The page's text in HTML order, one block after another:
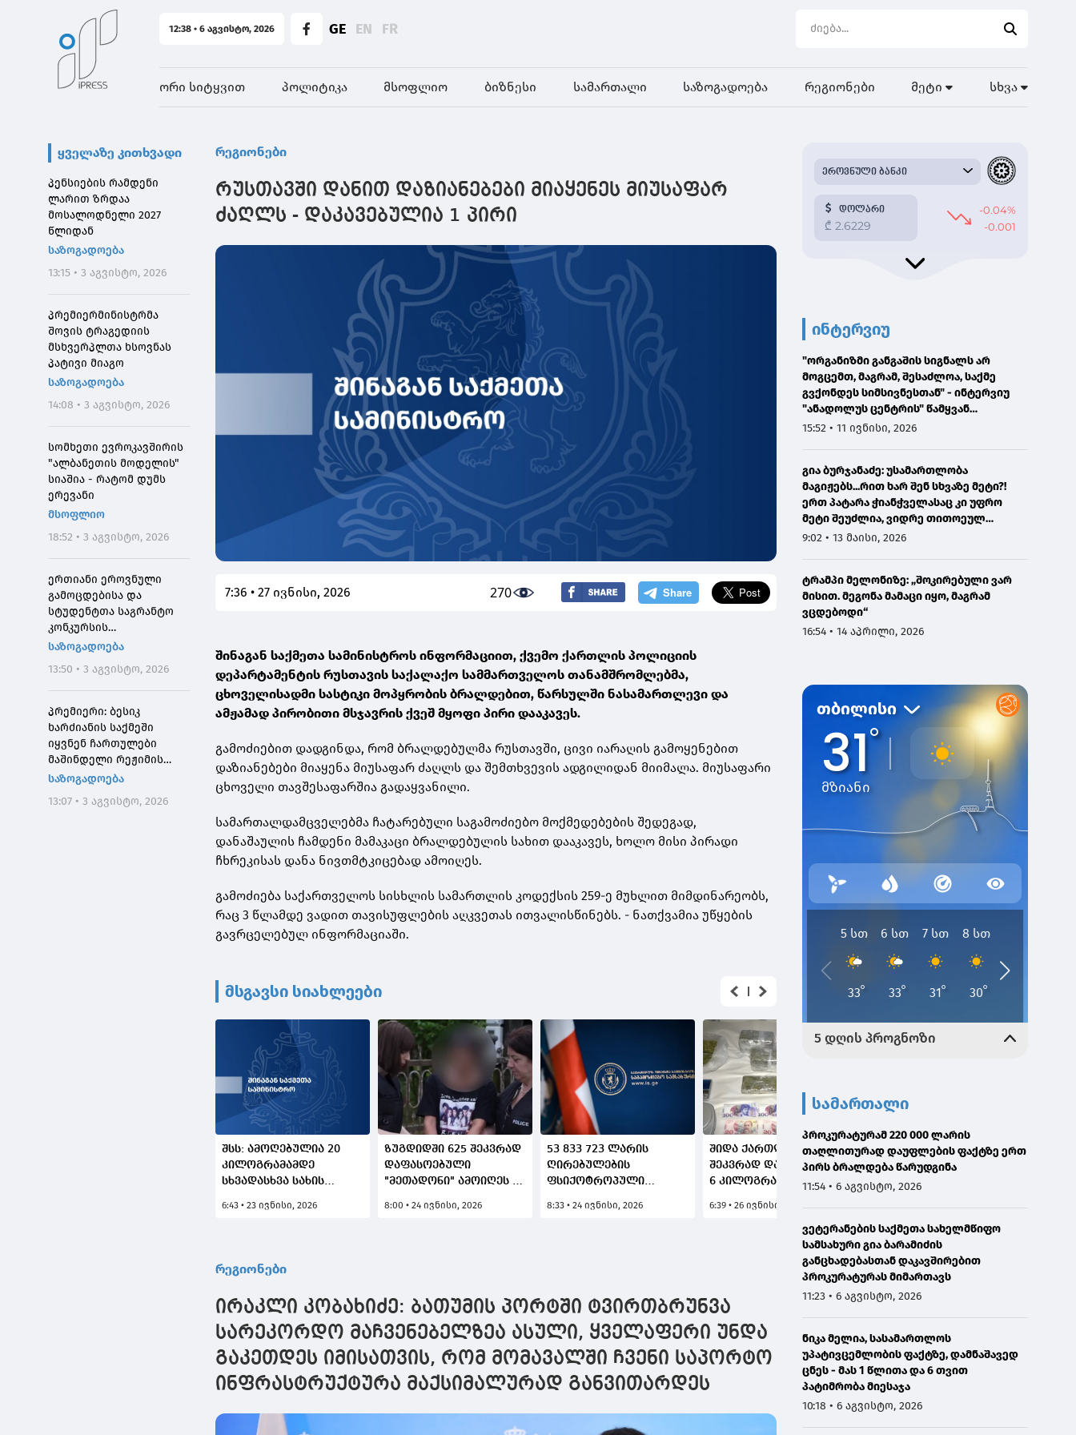
12:38 • 6 აგვისტო, 2026 GE EN FR
ორი სიტყვით პოლიტიკა მსოფლიო ბიზნესი სამართალი საზოგადოება რეგიონები მეტი სხვა
ყველაზე კითხვადი
პენსიების რამდენი
ლარით ზრდაა
მოსალოდნელი 2027
წლიდან
საზოგადოება
13:15 • 3 აგვისტო, 2026
პრემიერმინისტრმა
შოვის ტრაგედიის
მსხვერპლთა ხსოვნას
პატივი მიაგო
საზოგადოება
14:08 • 3 აგვისტო, 2026
სომხეთი ევროკავშირის
"ალბანეთის მოდელის"
სიაშია - რატომ დუმს
ერევანი
მსოფლიო
18:52 • 3 აგვისტო, 2026
ერთიანი ეროვნული
გამოცდებისა და
სტუდენტთა საგრანტო
კონკურსის
მონაწილეებისთვის
განაცხადების მიღება 4
აგვისტოს 10:00
საათიდან დაიწყება
საზოგადოება
13:50 • 3 აგვისტო, 2026
პრემიერი: ბესიკ
ხარძიანის საქმეში
იყვნენ ჩართულები
მაშინდელი რეჟიმის
მაღალჩინოსნები, ეს
შეგვახსენებს იმას, თუ
საზოგადოება
13:07 • 3 აგვისტო, 2026
რეგიონები
რუსთავში დანით დაზიანებები მიაყენეს მიუსაფარ
ძაღლს - დაკავებულია 1 პირი
7:36 • 27 ივნისი, 2026 270
შინაგან საქმეთა სამინისტროს ინფორმაციით, ქვემო ქართლის პოლიციის
დეპარტამენტის რუსთავის საქალაქო სამმართველოს თანამშრომლებმა,
ცხოველისადმი სასტიკი მოპყრობის ბრალდებით, წარსულში ნასამართლევი და
ამჟამად პირობითი მსჯავრის ქვეშ მყოფი პირი დააკავეს.
გამოძიებით დადგინდა, რომ ბრალდებულმა რუსთავში, ცივი იარაღის გამოყენებით
დაზიანებები მიაყენა მიუსაფარ ძაღლს და შემთხვევის ადგილიდან მიიმალა. მიუსაფარი
ცხოველი თავშესაფარშია გადაყვანილი.
სამართალდამცველებმა ჩატარებული საგამოძიებო მოქმედებების შედეგად,
დანაშაულის ჩამდენი მამაკაცი ბრალდებულის სახით დააკავეს, ხოლო მისი პირადი
ჩხრეკისას დანა ნივთმტკიცებად ამოიღეს.
გამოძიება საქართველოს სისხლის სამართლის კოდექსის 259-ე მუხლით მიმდინარეობს,
რაც 3 წლამდე ვადით თავისუფლების აღკვეთას ითვალისწინებს. - ნათქვამია უწყების
გავრცელებულ ინფორმაციაში.
მსგავსი სიახლეები
შსს: ამოღებულია 20
კილოგრამამდე
სხვადასხვა სახის
საშუალება -
6:43 • 23 ივნისი, 2026
ზუგდიდში 625 შეკვრად
დაფასოებული
"მეთადონი" ამოიღეს -
2 მოქალაქე
8:00 • 24 ივნისი, 2026
53 833 723 ლარის
ღირებულების
ფსიქოტროპული
ვაჭრობის საქმეზე
დევნა დაიწყო 24
იურიდიული პირის
მიმართ
8:33 • 24 ივნისი, 2026
შიდა ქართლში 14
შეკვრად დაფასოებული
6 კილოგრამამდე
"მარიხუანა" ამოიღეს -
დაკავებულია უცხო
ქვეყნის მოქალაქე
6:39 • 26 ივნისი, 2026
ქვემო ქართლში ყალბი
სარეცხი ფხვნილების
კუსტარული საწარმო
თურქეთის ორი
მოქალაქე
8:08 • 26 ივნისი, 2026
რეგიონები
ირაკლი კობახიძე: ბათუმის პორტში ტვირთბრუნვა
სარეკორდო მაჩვენებელზეა ასული, ყველაფერი უნდა
გაკეთდეს იმისათვის, რომ მომავალში ჩვენი საპორტო
ინფრასტრუქტურა მაქსიმალურად განვითარდეს
ინტერვიუ
"ორგანიზმი განგაშის სიგნალს არ
მოგცემთ, მაგრამ, შესაძლოა, საქმე
გვქონდეს სიმსივნესთან" - ინტერვიუ
"ანადოლუს ცენტრის" წამყვან
ონკოლოგთან
15:52 • 11 ივნისი, 2026
გია ბურჯანაძე: უსამართლობა
მაგიჟებს...რით ხარ შენ სხვაზე მეტი?!
ერთ პატარა ჭიანჭველასაც კი უფრო
მეტი შეუძლია, ვიდრე თითოეულ
ჩვენგანს...
9:02 • 13 მაისი, 2026
ტრამპი მელონიზე: „შოკირებული ვარ
მისით. მეგონა მამაცი იყო, მაგრამ
ვცდებოდი“
16:54 • 14 აპრილი, 2026
სამართალი
პროკურატურამ 220 000 ლარის
თაღლითურად დაუფლების ფაქტზე ერთ
პირს ბრალდება წარუდგინა
11:54 • 6 აგვისტო, 2026
ვეტერანების საქმეთა სახელმწიფო
სამსახური გია ბარამიძის
განცხადებასთან დაკავშირებით
პროკურატურას მიმართავს
11:23 • 6 აგვისტო, 2026
ნიკა მელია, სასამართლოს
უპატივცემლობის ფაქტზე, დამნაშავედ
ცნეს - მას 1 წლითა და 6 თვით
პატიმრობა მიესაჯა
10:18 • 6 აგვისტო, 2026